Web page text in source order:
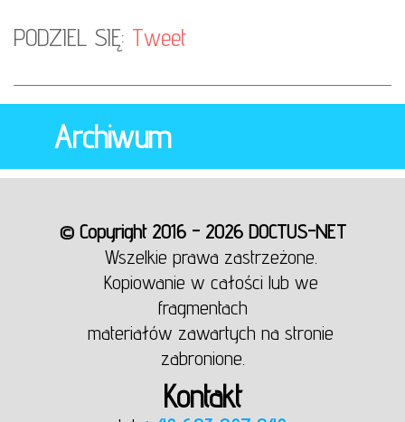
PODZIEL SIĘ: Tweet
Archiwum
© Copyright 2016 - 2026 DOCTUS-NET
Wszelkie prawa zastrzeżone.
Kopiowanie w całości lub we
fragmentach
materiałów zawartych na stronie
zabronione.
Kontakt